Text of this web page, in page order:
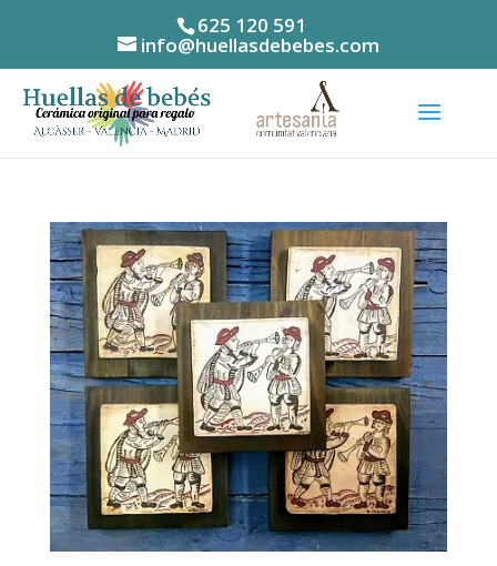
625 120 591
info@huellasdebebes.com